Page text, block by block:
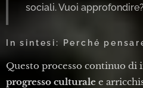
sociali. Vuoi approfondire?
In sintesi: Perché
Questo processo continuo
progresso culturale e